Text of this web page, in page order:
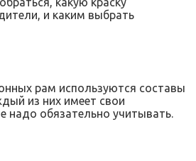
и каким выбрать
рам используются составы
из них имеет свои
надо обязательно учитывать.